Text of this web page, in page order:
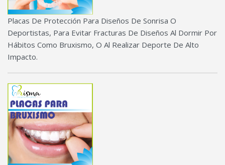
Placas De Protección Para Diseños De Sonrisa O
Deportistas, Para Evitar Fracturas De Diseños Al Dormir Por
Hábitos Como Bruxismo, O Al Realizar Deporte De Alto
Impacto.